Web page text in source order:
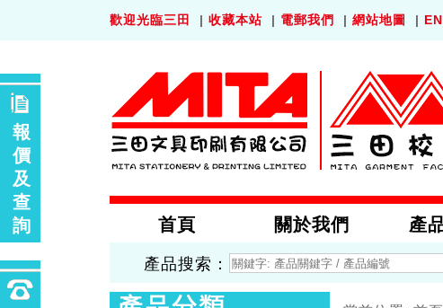
報
價
及
查
詢
歡迎光臨三田 | 收藏本站 | 電郵我們 | 網站地圖 |
首頁 關於我們 產
產品搜索：